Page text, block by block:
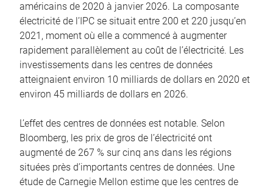
américains de 2020 à janvier 2026. La composante
électricité de l’IPC se situait entre 200 et 220 jusqu’en
2021, moment où elle a commencé à augmenter
rapidement parallèlement au coût de l’électricité. Les
investissements dans les centres de données
atteignaient environ 10 milliards de dollars en 2020 et
environ 45 milliards de dollars en 2026.
L’effet des centres de données est notable. Selon
Bloomberg, les prix de gros de l’électricité ont
augmenté de 267 % sur cinq ans dans les régions
situées près d’importants centres de données. Une
étude de Carnegie Mellon estime que les centres de